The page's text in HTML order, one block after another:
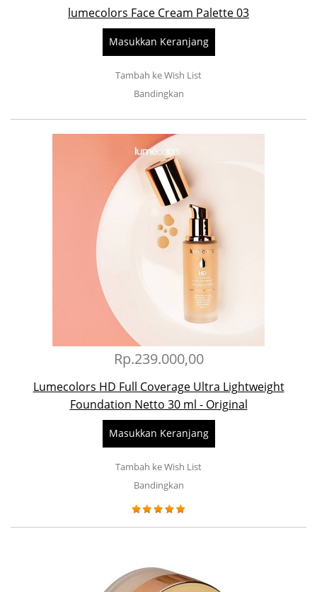
lumecolors Face Cream Palette 03
Masukkan Keranjang
Tambah ke Wish List
Bandingkan
Rp.239.000,00
Lumecolors HD Full Coverage Ultra Lightweight
Foundation Netto 30 ml - Original
Masukkan Keranjang
Tambah ke Wish List
Bandingkan